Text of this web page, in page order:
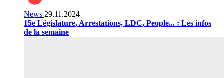
News 29.11.2024
15e Législature, Arrestations, LDC, People... : Les infos
de la semaine